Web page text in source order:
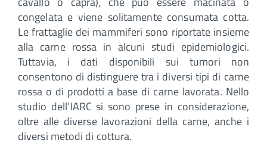
congelata e viene solitamente consumata cotta.
Le frattaglie dei mammiferi sono riportate insieme
alla carne rossa in alcuni studi epidemiologici.
Tuttavia, i dati disponibili sui tumori non
consentono di distinguere tra i diversi tipi di carne
rossa o di prodotti a base di carne lavorata. Nello
studio dell’IARC si sono prese in considerazione,
oltre alle diverse lavorazioni della carne, anche i
diversi metodi di cottura.